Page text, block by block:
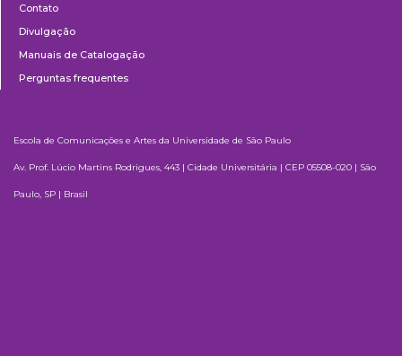
Contato
Divulgação
Manuais de Catalogação
Perguntas frequentes
Escola de Comunicações e Artes da Universidade de São Paulo
Av. Prof. Lúcio Martins Rodrigues, 443 | Cidade Universitária | CEP 05508-020 | São
Paulo, SP | Brasil